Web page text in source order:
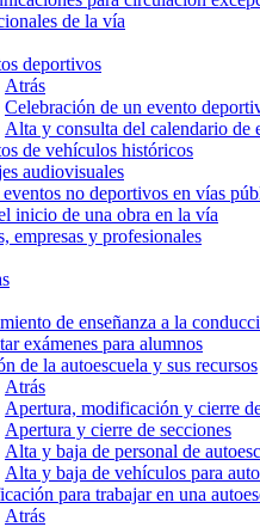
de la vía
deportivos
Atrás
Celebración de un evento
Alta y consulta del calendario de
de vehículos históricos
audiovisuales
no deportivos en vías
inicio de una obra en la vía
empresas y profesionales
de enseñanza a la
exámenes para alumnos
de la autoescuela y sus recursos
Atrás
Apertura, modificación y cierre
Apertura y cierre de secciones
Alta y baja de personal de
Alta y baja de vehículos para
para trabajar en una
Atrás